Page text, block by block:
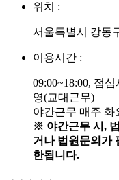
위치 :
서울특별시 강동
이용시간 :
09:00~18:00, 점
영(교대근무)
야간근무 매주 화
※ 야간근무 시,
거나 법원문의가
한됩니다.